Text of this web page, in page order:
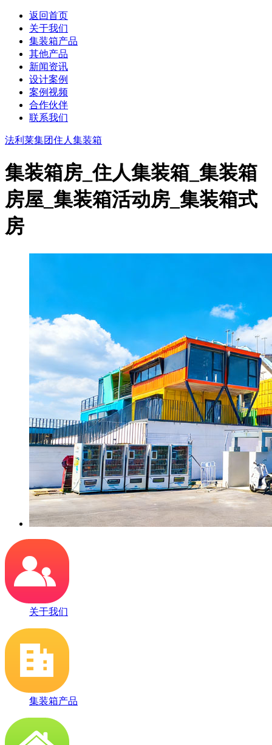
返回首页
关于我们
集装箱产品
其他产品
新闻资讯
设计案例
案例视频
合作伙伴
联系我们
法利莱集团住人集装箱
集装箱房_住人集装箱_集装箱
房屋_集装箱活动房_集装箱式
房
关于我们
集装箱产品